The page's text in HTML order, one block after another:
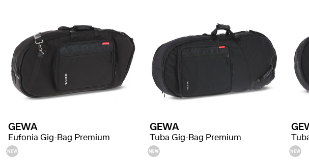
GEWA
Eufonia Gig-Bag Premium
GEWA
Tuba Gig-Bag Premium